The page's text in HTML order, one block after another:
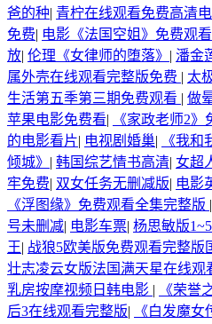
爸的种| 青柠在线观看免费高清
免费| 电影《法国空姐》免费观看
放| 伦理《女律师的堕落》 | 潘金
属外壳在线观看完整版免费 | 太
生活第五季第三期免费观看 | 做
苹果电影免费看| 《家政老师2》
的电影看片| 电视剧婚巢| 《我和
倾城》 | 韩国综艺情书高清| 女超
牢免费| 双女任务无删减版| 电影
《浮图缘》免费观看全集完整版 |
号未删减| 电影车票| 杨思敏版
王| 战狼5欧美版免费观看完整版
壮志凌云女版法国满天星在线观
乳房按摩视频日韩电影 | 《荣誉
后3在线观看完整版| 《白发魔女